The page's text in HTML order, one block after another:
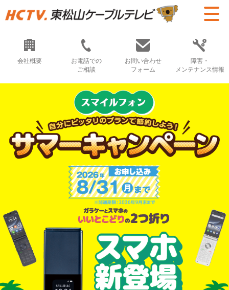
会社概要
お電話での
ご相談
お問い合わせ
フォーム
障害・
メンテナンス情報